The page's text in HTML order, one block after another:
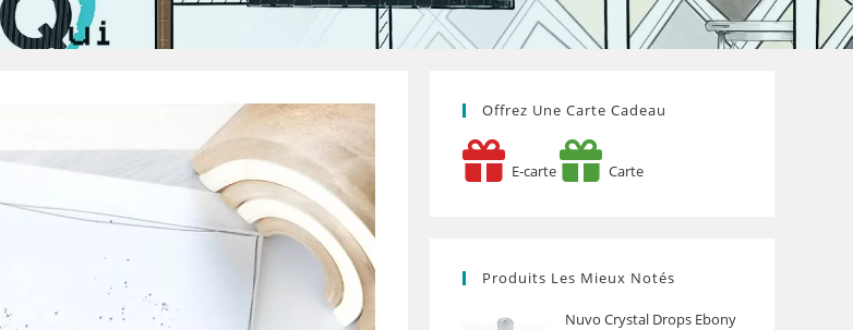
Offrez Une Carte Cadeau
E-carte Carte
Produits Les Mieux Notés
Nuvo Crystal Drops Ebony